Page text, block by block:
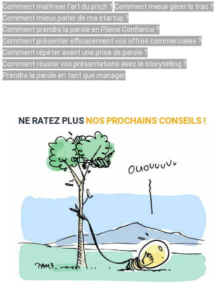
Comment maîtriser l'art du pitch ? Comment mieux gérer le trac ?
Comment mieux parler de ma startup ?
Comment prendre la parole en Pleine Confiance ?
Comment présenter efficacement vos offres commerciales ?
Comment répéter avant une prise de parole ?
Comment réussir vos présentations avec le storytelling ?
Prendre la parole en tant que manager
NE RATEZ PLUS NOS PROCHAINS CONSEILS !